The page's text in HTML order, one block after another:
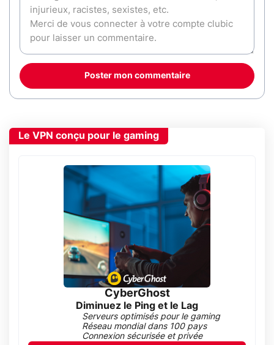
Poster mon commentaire
Le VPN conçu pour le gaming
CyberGhost
Diminuez le Ping et le Lag
Serveurs optimisés pour le gaming
Réseau mondial dans 100 pays
Connexion sécurisée et privée